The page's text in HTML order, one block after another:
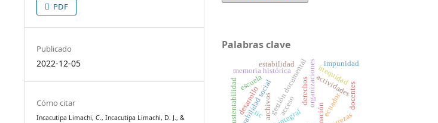
PDF
Publicado
2022-12-05
Cómo citar
Incacutipa Limachi, C., Incacutipa Limachi, D. J., &
Palabras clave
gestión documental
archivos
memoria histórica organizaciones
vulnerabilidad social ecuador
actividades
tic
sustentabilidad derechos
estabilidad
docentes
escuela inequidad
acceso
impunidad
desarrollo